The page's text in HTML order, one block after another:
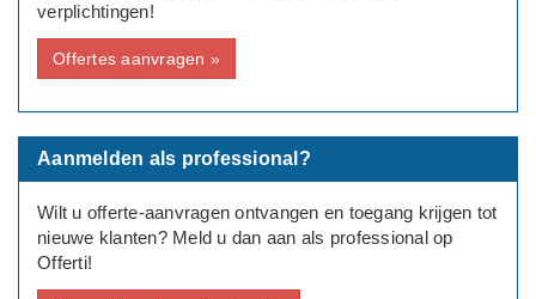
verplichtingen!
Offertes aanvragen »
Aanmelden als professional?
Wilt u offerte-aanvragen ontvangen en toegang krijgen tot
nieuwe klanten? Meld u dan aan als professional op
Offerti!